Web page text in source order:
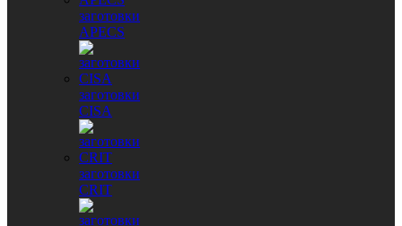
заготовки
APECS
заготовки
CISA
заготовки
CRIT